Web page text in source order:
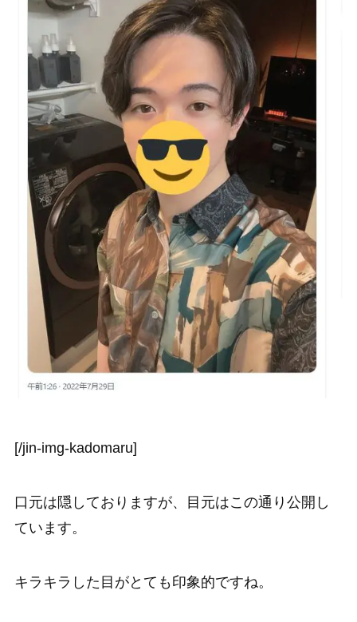
[/jin-img-kadomaru]
口元は隠しておりますが、目元はこの通り公開し
ています。
キラキラした目がとても印象的ですね。